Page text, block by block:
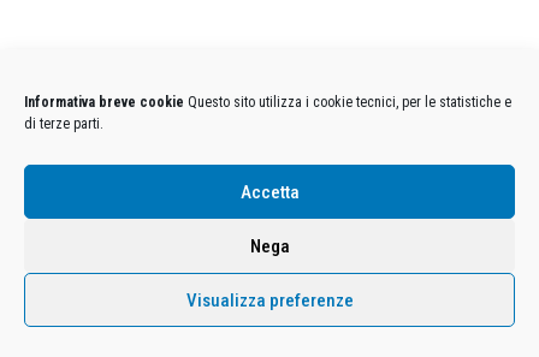
Informativa breve cookie Questo sito utilizza i cookie tecnici, per le statistiche e
di terze parti.
Accetta
Nega
Visualizza preferenze